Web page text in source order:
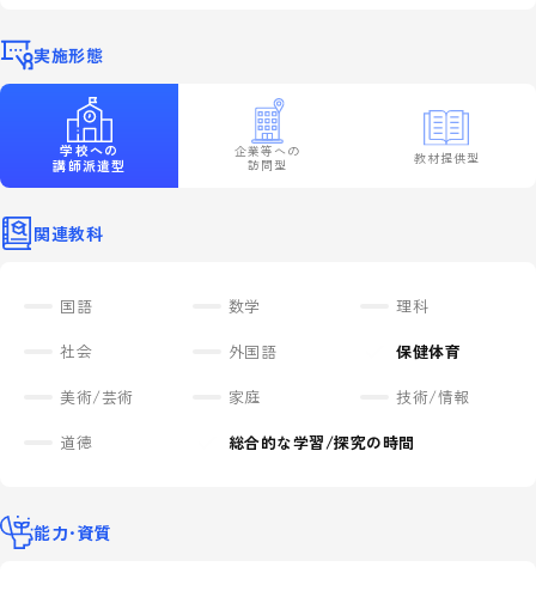
実施形態
学校への
講師派遣型
企業等への
訪問型
教材提供型
関連教科
国語 数学
理科
社会
外国語
保健体育
美術/芸術
家庭
技術/情報
道徳
総合的な学習/探究の時間
能力･資質